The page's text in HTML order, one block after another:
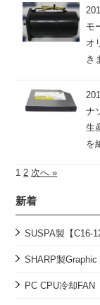
モ
オ
き
ナ
生
を
1 2 次へ »
新着
SUSPA製【C16-
SHARP製Graphic
PC CPU冷却FAN